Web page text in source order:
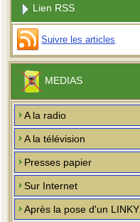
Lien RSS
Suivre les articles
MEDIAS
A la radio
A la télévision
Presses papier
Sur Internet
Après la pose d'un LINKY